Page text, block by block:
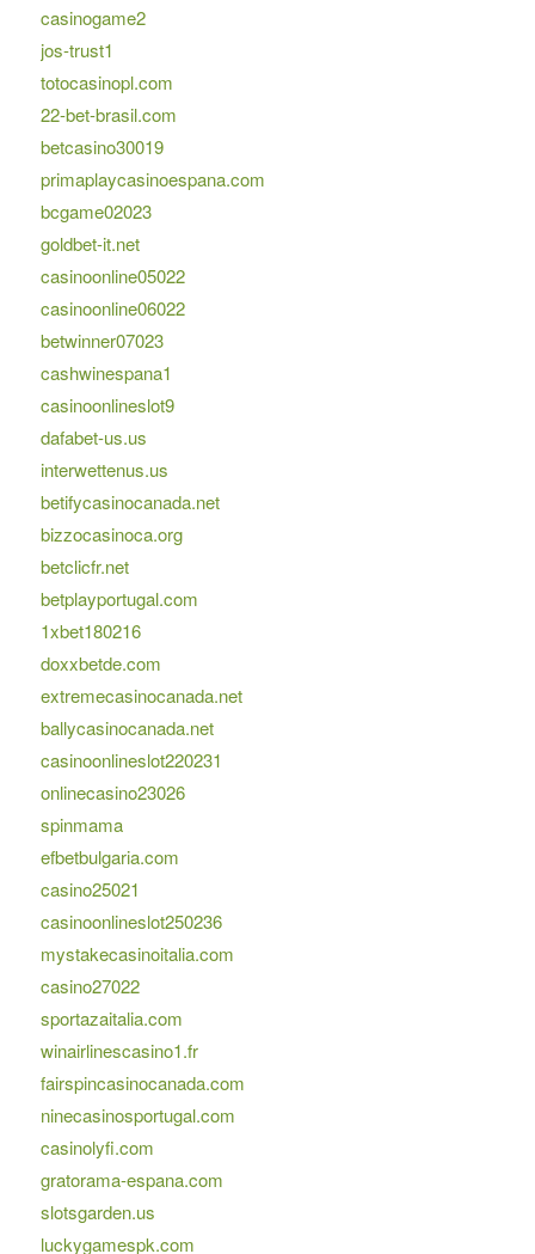
casinogame2
jos-trust1
totocasinopl.com
22-bet-brasil.com
betcasino30019
primaplaycasinoespana.com
bcgame02023
goldbet-it.net
casinoonline05022
casinoonline06022
betwinner07023
cashwinespana1
casinoonlineslot9
dafabet-us.us
interwettenus.us
betifycasinocanada.net
bizzocasinoca.org
betclicfr.net
betplayportugal.com
1xbet180216
doxxbetde.com
extremecasinocanada.net
ballycasinocanada.net
casinoonlineslot220231
onlinecasino23026
spinmama
efbetbulgaria.com
casino25021
casinoonlineslot250236
mystakecasinoitalia.com
casino27022
sportazaitalia.com
winairlinescasino1.fr
fairspincasinocanada.com
ninecasinosportugal.com
casinolyfi.com
gratorama-espana.com
slotsgarden.us
luckygamespk.com